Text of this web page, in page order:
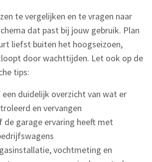
te vergelijken en te vragen naar
dat past bij jouw gebruik. Plan
liefst buiten het hoogseizoen,
door wachttijden. Let ook op de
tips:
duidelijk overzicht van wat er
en vervangen
de garage ervaring heeft met
vochtmeting en